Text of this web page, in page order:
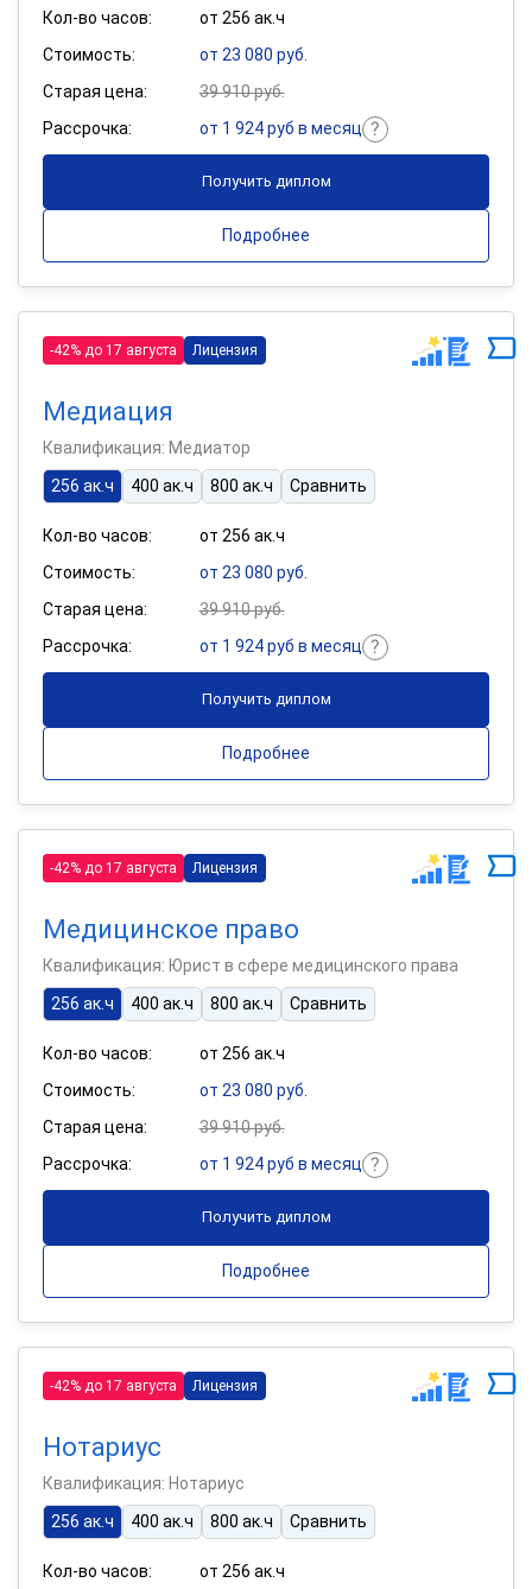
Кол-во часов:
от 256 ак.ч
Стоимость:
от 23 080 руб.
Старая цена:
39 910 руб.
Рассрочка:
от 1 924 руб в месяц
Получить диплом
Подробнее
-42% до 17 августа Лицензия
Медиация
Квалификация: Медиатор
256 ак.ч
400 ак.ч 800 ак.ч Сравнить
Кол-во часов:
от 256 ак.ч
Стоимость:
от 23 080 руб.
Старая цена:
39 910 руб.
Рассрочка:
от 1 924 руб в месяц
Получить диплом
Подробнее
-42% до 17 августа Лицензия
Медицинское право
Квалификация: Юрист в сфере медицинского права
256 ак.ч
400 ак.ч 800 ак.ч Сравнить
Кол-во часов:
от 256 ак.ч
Стоимость:
от 23 080 руб.
Старая цена:
39 910 руб.
Рассрочка:
от 1 924 руб в месяц
Получить диплом
Подробнее
-42% до 17 августа Лицензия
Нотариус
Квалификация: Нотариус
256 ак.ч
400 ак.ч 800 ак.ч Сравнить
Кол-во часов: от 256 ак.ч